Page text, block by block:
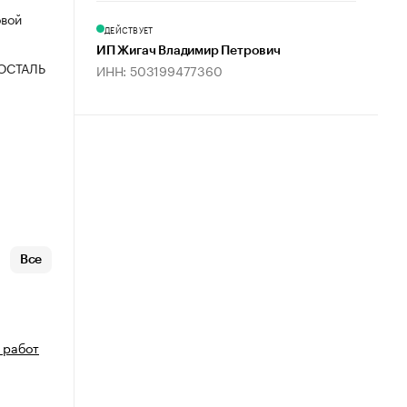
Все
ДЕЙСТВУЕТ
ИП Жигач Владимир Петрович
ИНН: 503199477360